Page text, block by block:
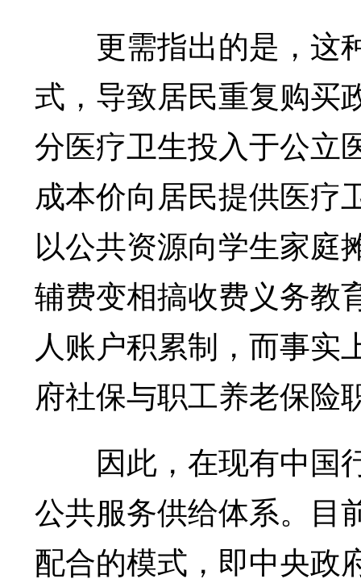
更需指出的是，这
式，导致居民重复购买
分医疗卫生投入于公立
成本价向居民提供医疗
以公共资源向学生家庭
辅费变相搞收费义务教
人账户积累制，而事实
府社保与职工养老保险
因此，在现有中国
公共服务供给体系。目
配合的模式，即中央政